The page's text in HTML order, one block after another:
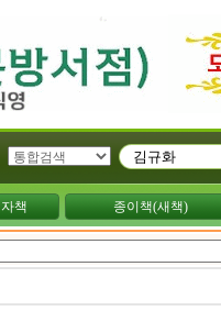
책 종이책(새책)